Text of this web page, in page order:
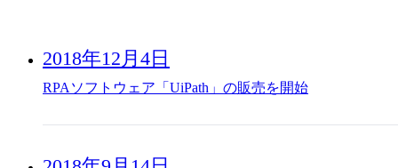
2018年12月4日
RPAソフトウェア「UiPath」の販売を開始